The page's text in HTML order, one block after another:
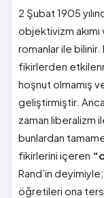
2 Şubat 1905
objektivizm akımı
romanlar ile
fikirlerden
hoşnut olmamış
geliştirmiştir.
zaman liberalizm
bunlardan
fikirlerini içeren
Rand’in
öğretileri ona